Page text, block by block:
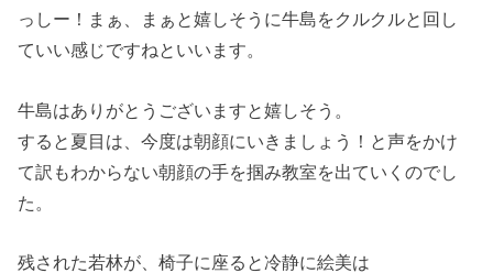
っしー！ まぁ、
まぁと嬉しそうに牛島をクルクルと回し
ていい感じですねといいます。
牛島はありがとうございますと嬉しそう。
すると夏目は、今度は朝顔にいきましょう！ と声をかけ
て訳もわからない朝顔の手を掴み教室を出ていくのでし
た。
残された若林が、椅子に座ると冷静に絵美は